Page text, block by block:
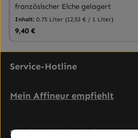
französischer Eiche gelagert
Inhalt:0.75 Liter (12,53 € / 1 Liter)
Regulärer Preis:
9,40 €
Service-Hotline
Mein Affineur empfiehlt
Service & Informationen